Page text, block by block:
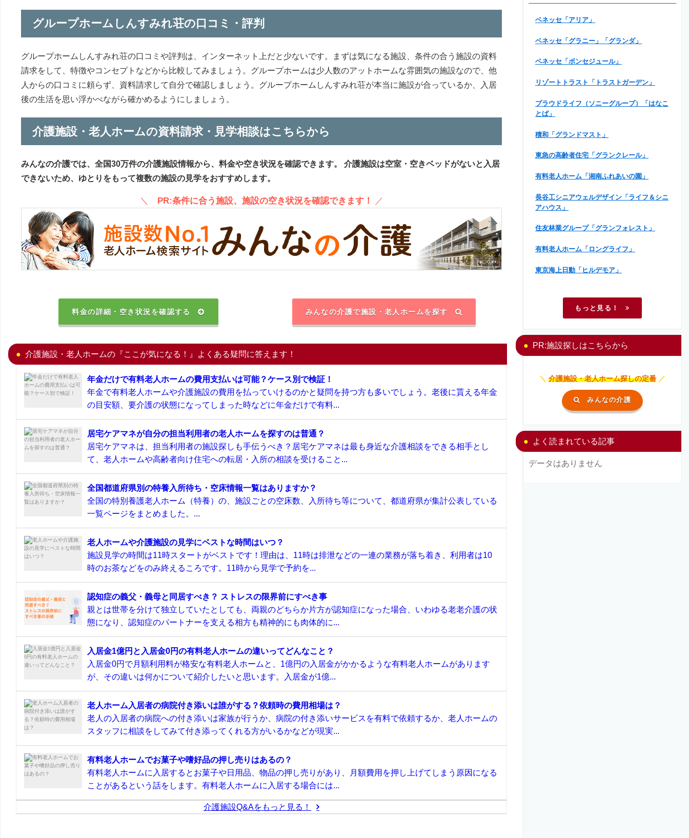
グループホームしんすみれ荘の口コミ・評判
グループホームしんすみれ荘の口コミや評判は、インターネット上だと少ないです。まずは気になる施設、条件の合う施設の資料
請求をして、特徴やコンセプトなどから比較してみましょう。グループホームは少人数のアットホームな雰囲気の施設なので、他
人からの口コミに頼らず、資料請求して自分で確認しましょう。グループホームしんすみれ荘が本当に施設が合っているか、入居
後の生活を思い浮かべながら確かめるようにしましょう。
介護施設・老人ホームの資料請求・見学相談はこちらから
みんなの介護では、全国30万件の介護施設情報から、料金や空き状況を確認できます。
介護施設は空室・空きベッドがないと入居
できないため、ゆとりをもって複数の施設の見学をおすすめします。
＼ PR:条件に合う施設、施設の空き状況を確認できます！ ／
料金の詳細・空き状況を確認する みんなの介護で施設・老人ホームを探す
介護施設・老人ホームの『ここが気になる！』よくある疑問に答えます！
年金だけで有料老人ホームの費用支払いは可能？ケース別で検証！
年金で有料老人ホームや介護施設の費用を払っていけるのかと疑問を持つ方も多いでしょう。老後に貰える年金
の目安額、要介護の状態になってしまった時などに年金だけで有料...
居宅ケアマネが自分の担当利用者の老人ホームを探すのは普通？
居宅ケアマネは、担当利用者の施設探しも手伝うべき？居宅ケアマネは最も身近な介護相談をできる相手とし
て、老人ホームや高齢者向け住宅への転居・入所の相談を受けること...
全国都道府県別の特養入所待ち・空床情報一覧はありますか？
全国の特別養護老人ホーム（特養）の、施設ごとの空床数、入所待ち等について、都道府県が集計公表している
一覧ページをまとめました。...
老人ホームや介護施設の見学にベストな時間はいつ？
施設見学の時間は11時スタートがベストです！理由は、11時は排泄などの一連の業務が落ち着き、利用者は10
時のお茶などをのみ終えるころです。11時から見学で予約を...
認知症の義父・義母と同居すべき？ ストレスの限界前にすべき事
親とは世帯を分けて独立していたとしても、両親のどちらか片方が認知症になった場合、いわゆる老老介護の状
態になり、認知症のパートナーを支える相方も精神的にも肉体的に...
入居金1億円と入居金0円の有料老人ホームの違いってどんなこと？
入居金0円で月額利用料が格安な有料老人ホームと、1億円の入居金がかかるような有料老人ホームがあります
が、その違いは何かについて紹介したいと思います。入居金が1億...
老人ホーム入居者の病院付き添いは誰がする？依頼時の費用相場は？
老人の入居者の病院への付き添いは家族が行うか、病院の付き添いサービスを有料で依頼するか、老人ホームの
スタッフに相談をしてみて付き添ってくれる方がいるかなどが現実...
有料老人ホームでお菓子や嗜好品の押し売りはあるの？
有料老人ホームに入居するとお菓子や日用品、物品の押し売りがあり、月額費用を押し上げてしまう原因になる
ことがあるという話をします。有料老人ホームに入居する場合には...
介護施設Q&Aをもっと見る！
ベネッセ「アリア」
ベネッセ「グラニー」「グランダ」
ベネッセ「ボンセジュール」
リゾートトラスト「トラストガーデン」
プラウドライフ（ソニーグループ）「はなこ
とば」
積和「グランドマスト」
東急の高齢者住宅「グランクレール」
有料老人ホーム「湘南ふれあいの園」
長谷工シニアウェルデザイン「ライフ＆シニ
アハウス」
住友林業グループ「グランフォレスト」
有料老人ホーム「ロングライフ」
東京海上日動「ヒルデモア」
もっと見る！
PR:施設探しはこちらから
＼ 介護施設・老人ホーム探しの定番 ／
みんなの介護
よく読まれている記事
データはありません